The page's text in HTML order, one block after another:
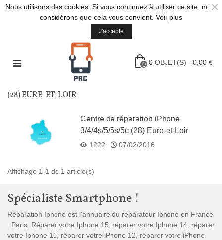
Nous utilisons des cookies. Si vous continuez à utiliser ce site, nous
considérons que cela vous convient. Voir plus
J'accepte
×
0 0 OBJET(S) - 0,00 €
(28) EURE-ET-LOIR
Centre de réparation iPhone
3/4/4s/5/5s/5c (28) Eure-et-Loir
1222 07/02/2016
Affichage 1-1 de 1 article(s)
Spécialiste Smartphone !
Réparation Iphone est l'annuaire du réparateur Iphone en France
: Paris. Réparer votre Iphone 15, réparer votre Iphone 14, réparer
votre Iphone 13, réparer votre iPhone 12, réparer votre iPhone